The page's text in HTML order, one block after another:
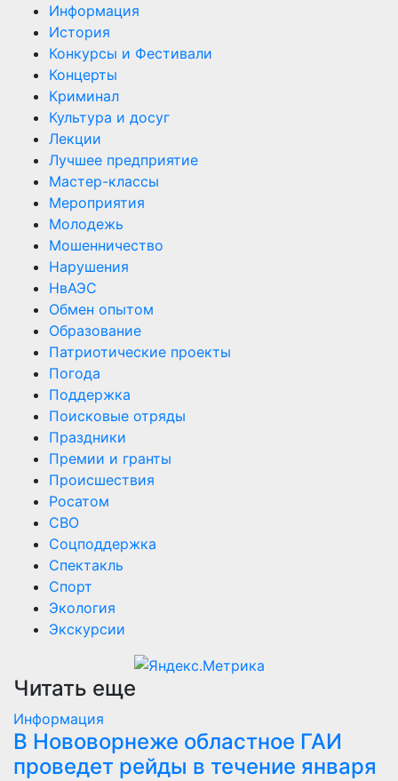
Информация
История
Конкурсы и Фестивали
Концерты
Криминал
Культура и досуг
Лекции
Лучшее предприятие
Мастер-классы
Мероприятия
Молодежь
Мошенничество
Нарушения
НвАЭС
Обмен опытом
Образование
Патриотические проекты
Погода
Поддержка
Поисковые отряды
Праздники
Премии и гранты
Происшествия
Росатом
СВО
Соцподдержка
Спектакль
Спорт
Экология
Экскурсии
Читать еще
Информация
В Нововорнеже областное ГАИ
проведет рейды в течение января